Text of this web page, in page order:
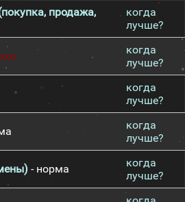
продажа,
когда
лучше?
когда
лучше?
когда
лучше?
когда
лучше?
- норма
когда
лучше?